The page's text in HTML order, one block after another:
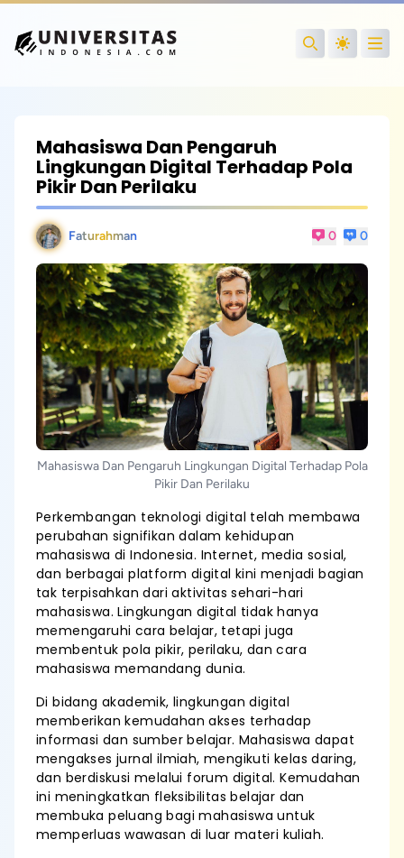
Search
Mahasiswa Dan Pengaruh
Lingkungan Digital Terhadap Pola
Pikir Dan Perilaku
Faturahman 0 0
Mahasiswa Dan Pengaruh Lingkungan Digital Terhadap Pola
Pikir Dan Perilaku
Perkembangan teknologi digital telah membawa
perubahan signifikan dalam kehidupan
mahasiswa di Indonesia. Internet, media sosial,
dan berbagai platform digital kini menjadi bagian
tak terpisahkan dari aktivitas sehari-hari
mahasiswa. Lingkungan digital tidak hanya
memengaruhi cara belajar, tetapi juga
membentuk pola pikir, perilaku, dan cara
mahasiswa memandang dunia.
Di bidang akademik, lingkungan digital
memberikan kemudahan akses terhadap
informasi dan sumber belajar. Mahasiswa dapat
mengakses jurnal ilmiah, mengikuti kelas daring,
dan berdiskusi melalui forum digital. Kemudahan
ini meningkatkan fleksibilitas belajar dan
membuka peluang bagi mahasiswa untuk
memperluas wawasan di luar materi kuliah.